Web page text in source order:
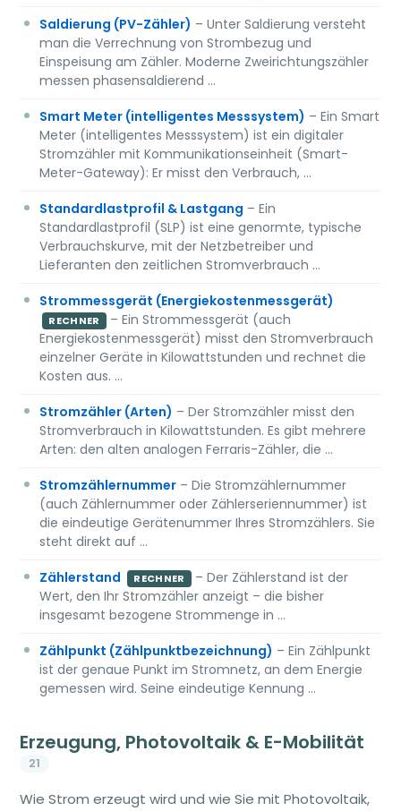
Saldierung (PV-Zähler) – Unter Saldierung versteht
man die Verrechnung von Strombezug und
Einspeisung am Zähler. Moderne Zweirichtungszähler
messen phasensaldierend …
Smart Meter (intelligentes Messsystem) – Ein Smart
Meter (intelligentes Messsystem) ist ein digitaler
Stromzähler mit Kommunikationseinheit (Smart-
Meter-Gateway): Er misst den Verbrauch, …
Standardlastprofil & Lastgang – Ein
Standardlastprofil (SLP) ist eine genormte, typische
Verbrauchskurve, mit der Netzbetreiber und
Lieferanten den zeitlichen Stromverbrauch …
Strommessgerät (Energiekostenmessgerät)
RECHNER
– Ein Strommessgerät (auch
Energiekostenmessgerät) misst den Stromverbrauch
einzelner Geräte in Kilowattstunden und rechnet die
Kosten aus. …
Stromzähler (Arten) – Der Stromzähler misst den
Stromverbrauch in Kilowattstunden. Es gibt mehrere
Arten: den alten analogen Ferraris-Zähler, die …
Stromzählernummer – Die Stromzählernummer
(auch Zählernummer oder Zählerseriennummer) ist
die eindeutige Gerätenummer Ihres Stromzählers. Sie
steht direkt auf …
Zählerstand
RECHNER
– Der Zählerstand ist der
Wert, den Ihr Stromzähler anzeigt – die bisher
insgesamt bezogene Strommenge in …
Zählpunkt (Zählpunktbezeichnung) – Ein Zählpunkt
ist der genaue Punkt im Stromnetz, an dem Energie
gemessen wird. Seine eindeutige Kennung …
Erzeugung, Photovoltaik & E-Mobilität
21
Wie Strom erzeugt wird und wie Sie mit Photovoltaik,